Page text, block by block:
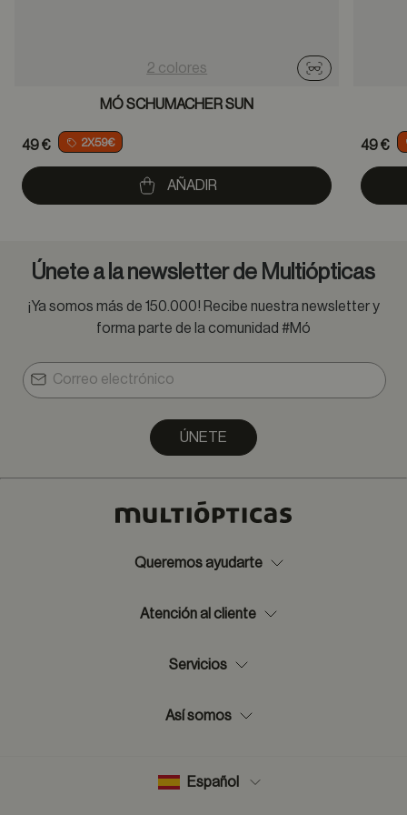
2 colores
Probador
MÓ SCHUMACHER SUN
49 € 2X59€
AÑADIR
49 €
Únete a la newsletter de Multiópticas
¡Ya somos más de 150.000! Recibe nuestra newsletter y
forma parte de la comunidad #Mó
ÚNETE
Queremos ayudarte
Atención al cliente
Servicios
Así somos
Español